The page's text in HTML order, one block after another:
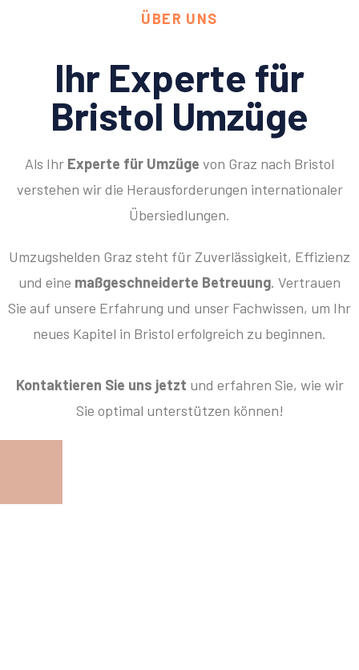
ÜBER UNS
Ihr Experte für
Bristol Umzüge
Als Ihr Experte für Umzüge von Graz nach Bristol
verstehen wir die Herausforderungen internationaler
Übersiedlungen.
Umzugshelden Graz steht für Zuverlässigkeit, Effizienz
und eine maßgeschneiderte Betreuung. Vertrauen
Sie auf unsere Erfahrung und unser Fachwissen, um Ihr
neues Kapitel in Bristol erfolgreich zu beginnen.
Kontaktieren Sie uns jetzt und erfahren Sie, wie wir
Sie optimal unterstützen können!